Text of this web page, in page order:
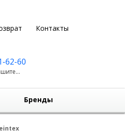
Контакты
62-60
Бренды